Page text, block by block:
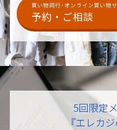
買い物同行･オンライン買い物
予約・ご相談
5回限定
『エレカ